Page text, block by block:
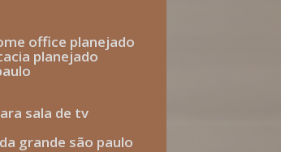
office planejado
planejado
sala de tv
grande são paulo